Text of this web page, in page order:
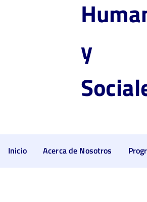
y
Inicio Acerca de Nosotros